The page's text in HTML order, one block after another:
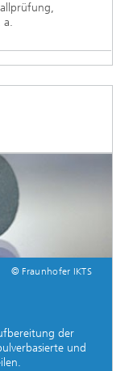
a.
© Fraunhofer IKTS
der
und